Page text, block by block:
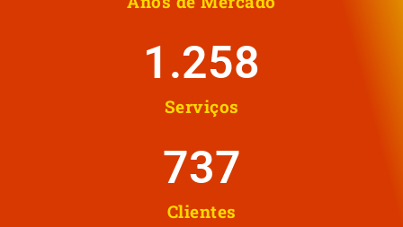
Serviços
1.258
Clientes
737